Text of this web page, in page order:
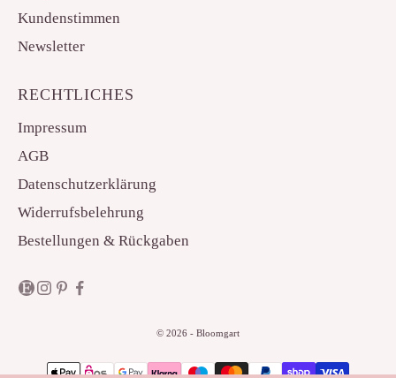
Kundenstimmen
Newsletter
RECHTLICHES
Impressum
AGB
Datenschutzerklärung
Widerrufsbelehrung
Bestellungen & Rückgaben
© 2026 - Bloomgart